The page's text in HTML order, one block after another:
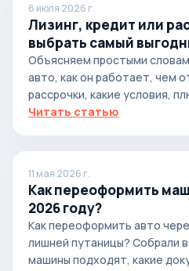
6 июля 2026 г.
Лизинг, кредит или
выбрать самый
автомобиля
Объясняем простыми
авто, как он работает, чем
рассрочки, какие условия,
Читать статью
11 мая 2026 г.
Как переоформить
2026 году?
Как переоформить авто
лишней путаницы? Собрали
машины подходят, какие